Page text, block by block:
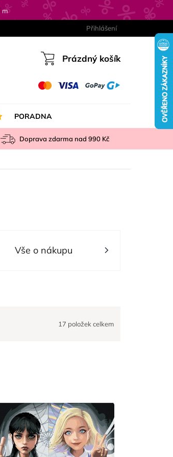
m
Přihlášení
Nákupní
Prázdný košík
PORADNA
Doprava zdarma nad990 Kč
17 položek celkem
Vše o nákupu